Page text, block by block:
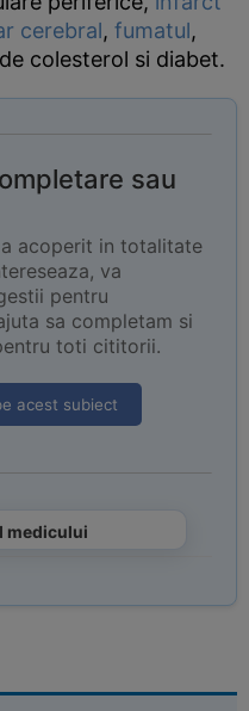
cerebral, fumatul,
colesterol si diabet.
sau
acoperit in totalitate
va
pentru
sa completam si
toti cititorii.
acest subiect
medicului